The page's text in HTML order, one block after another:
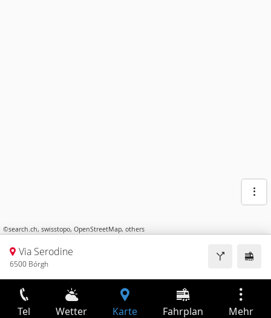
©search.ch, swisstopo, OpenStreetMap, others
Via Serodine
6500 Bórgh
Tel Wetter Karte Fahrplan Mehr